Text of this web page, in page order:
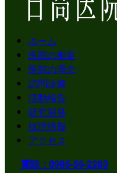
ホーム
医院の概要
医院の理念
訪問診療
活動報告
研究開発
採用情報
アクセス
電話：0985-56-2283